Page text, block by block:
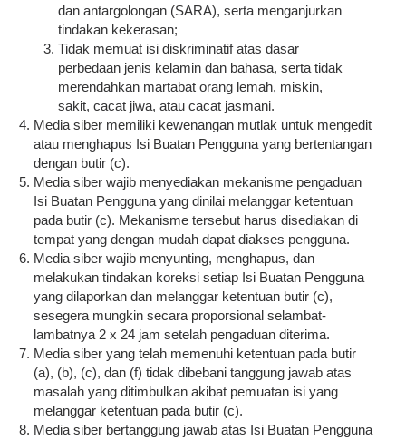
dan antargolongan (SARA), serta menganjurkan
tindakan kekerasan;
Tidak memuat isi diskriminatif atas dasar
perbedaan jenis kelamin dan bahasa, serta tidak
merendahkan martabat orang lemah, miskin,
sakit, cacat jiwa, atau cacat jasmani.
Media siber memiliki kewenangan mutlak untuk mengedit
atau menghapus Isi Buatan Pengguna yang bertentangan
dengan butir (c).
Media siber wajib menyediakan mekanisme pengaduan
Isi Buatan Pengguna yang dinilai melanggar ketentuan
pada butir (c). Mekanisme tersebut harus disediakan di
tempat yang dengan mudah dapat diakses pengguna.
Media siber wajib menyunting, menghapus, dan
melakukan tindakan koreksi setiap Isi Buatan Pengguna
yang dilaporkan dan melanggar ketentuan butir (c),
sesegera mungkin secara proporsional selambat-
lambatnya 2 x 24 jam setelah pengaduan diterima.
Media siber yang telah memenuhi ketentuan pada butir
(a), (b), (c), dan (f) tidak dibebani tanggung jawab atas
masalah yang ditimbulkan akibat pemuatan isi yang
melanggar ketentuan pada butir (c).
Media siber bertanggung jawab atas Isi Buatan Pengguna